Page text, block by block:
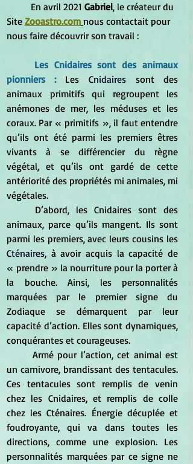
	En avril 2021
Gabriel, le créateur du
Site Zooastro.com nous contactait pour
nous faire découvrir son travail :
Les Cnidaires sont des animaux
pionniers : Les Cnidaires sont des
animaux primitifs qui regroupent les
anémones de mer, les méduses et les
coraux. Par « primitifs », il faut entendre
qu’ils ont été parmi les premiers êtres
vivants à se différencier du règne
végétal, et qu’ils ont gardé de cette
antériorité des propriétés mi animales, mi
végétales.
animaux, parce qu’ils mangent. Ils sont
parmi les premiers, avec leurs cousins les
Cténaires, à avoir acquis la capacité de
« prendre » la nourriture pour la porter à
la bouche. Ainsi, les personnalités
marquées par le premier signe du
Zodiaque se démarquent par leur
capacité d’action. Elles sont dynamiques,
conquérantes et courageuses.
un carnivore, brandissant des tentacules.
Ces tentacules sont remplis de venin
chez les Cnidaires, et remplis de colle
chez les Cténaires. Énergie décuplée et
foudroyante, qui va dans toutes les
directions, comme une explosion. Les
personnalités marquées par ce signe ne